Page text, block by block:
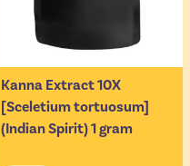
Kanna Extract 10X
[Sceletium tortuosum]
(Indian Spirit) 1 gram